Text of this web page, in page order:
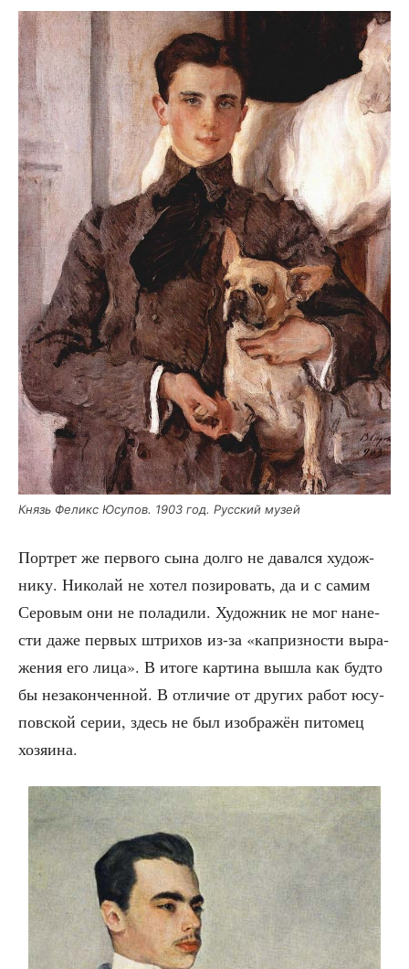
Князь Феликс Юсу­пов. 1903 год. Рус­ский музей
Порт­рет же пер­во­го сына дол­го не давал­ся худож­
ни­ку. Нико­лай не хотел пози­ро­вать, да и с самим
Серо­вым они не пола­ди­ли. Худож­ник не мог нане­
сти даже пер­вых штри­хов из-за «каприз­но­сти выра­
же­ния его лица»‎. В ито­ге кар­ти­на вышла как буд­то
бы неза­кон­чен­ной. В отли­чие от дру­гих работ юсу­
по­в­ской серии, здесь не был изоб­ра­жён пито­мец
хозяина.